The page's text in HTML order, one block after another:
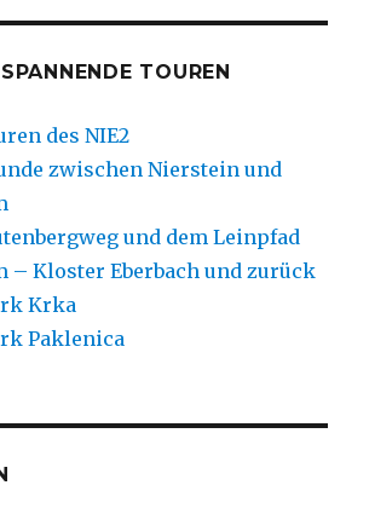
TOUREN
des NIE2
zwischen Nierstein und
und dem Leinpfad
– Kloster Eberbach und zurück
Krka
Paklenica